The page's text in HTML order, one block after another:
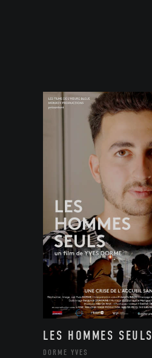
LES HOMMES SEULS
DORME YVES